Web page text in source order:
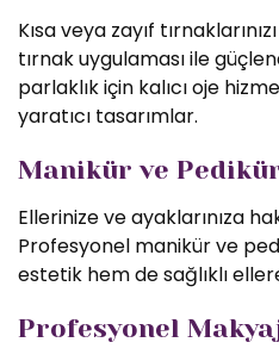
Kısa veya zayıf
tırnak uygulaması ile
parlaklık için kalıcı oje
yaratıcı tasarımlar.
Manikür ve
Ellerinize ve ayaklarınıza
Profesyonel manikür ve
estetik hem de sağlıklı
Profesyonel